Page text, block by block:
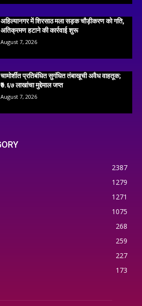
अहिल्यानगर में शिरसाठ मला सड़क चौड़ीकरण को गति,
अतिक्रमण हटाने की कार्रवाई शुरू
August 7, 2026
चामोर्शीत प्रतिबंधित सुगंधित तंबाखूची अवैध वाहतूक;
₹७.६७ लाखांचा मुद्देमाल जप्त
August 7, 2026
2387
1279
1271
1075
268
259
227
173